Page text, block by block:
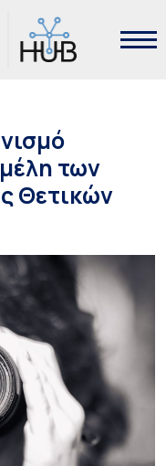
των
Θετικών